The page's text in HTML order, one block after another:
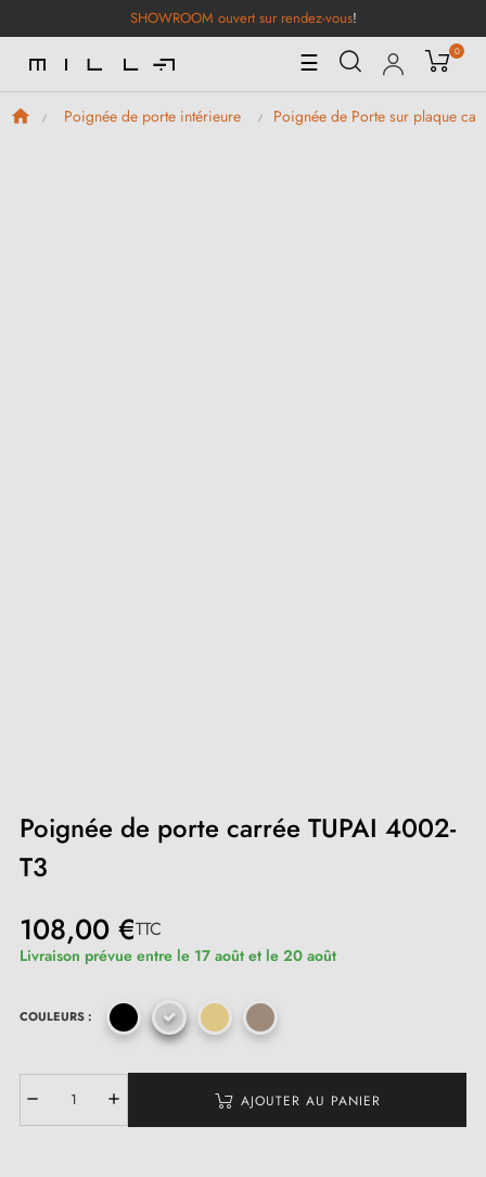
SHOWROOM ouvert sur rendez-vous!
Basculer
la
navigation
☰ 0
Poignée de porte intérieure Poignée de Porte sur plaque
Poignée de porte carrée TUPAI 4002-
T3
108,00 €TTC
Livraison prévue entre le 17 août et le 20 août
COULEURS :
AJOUTER AU PANIER